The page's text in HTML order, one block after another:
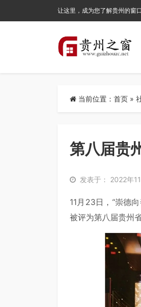
让这里，成为您了解贵州的窗
当前位置： 首页 »
第八届贵
发表于： 2022年
11月23日，“崇德
被评为第八届贵州